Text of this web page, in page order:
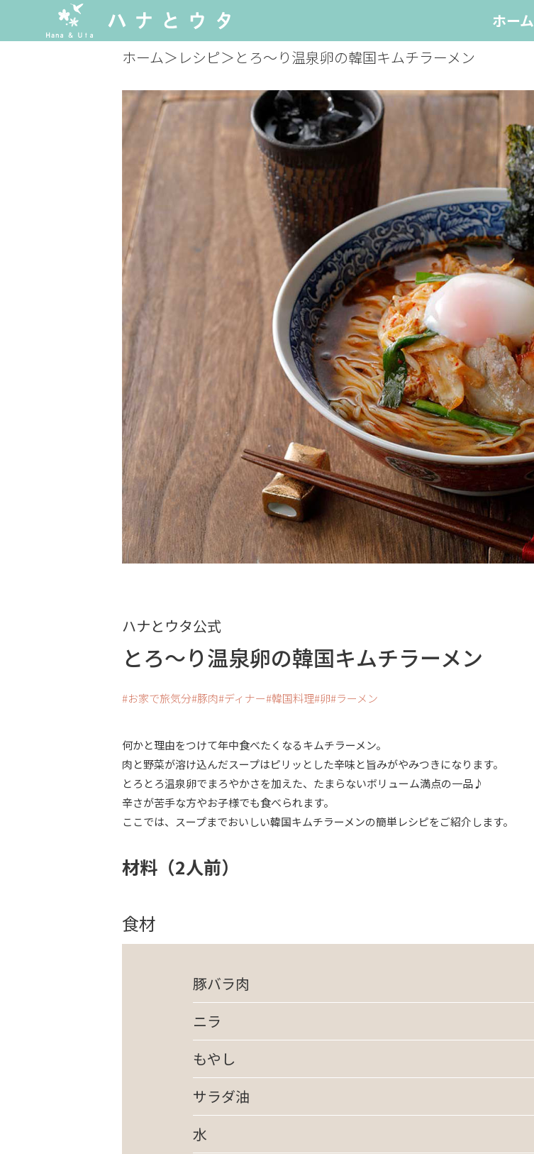
ホーム
ホーム＞ レシピ＞ とろ～り温泉卵の韓国キムチラーメン
ハナとウタ公式
とろ～り温泉卵の韓国キムチラーメン
お家で旅気分 豚肉 ディナー 韓国料理 卵 ラーメン
何かと理由をつけて年中食べたくなるキムチラーメン。
肉と野菜が溶け込んだスープはピリッとした辛味と旨みがやみつきになります。
とろとろ温泉卵でまろやかさを加えた、たまらないボリューム満点の一品♪
辛さが苦手な方やお子様でも食べられます。
ここでは、スープまでおいしい韓国キムチラーメンの簡単レシピをご紹介します。
材料（2人前）
食材
豚バラ肉
ニラ
もやし
サラダ油
水